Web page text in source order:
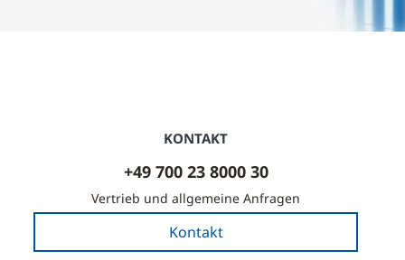
KONTAKT
+49 700 23 8000 30
Vertrieb und allgemeine Anfragen
Kontakt